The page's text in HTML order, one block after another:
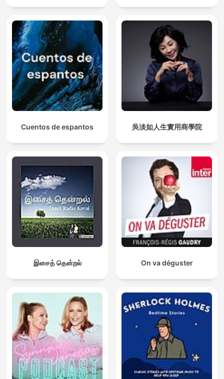
Cuentos de espantos 吳淡如人生實用商學院
இசைத் தென்றல் On va déguster